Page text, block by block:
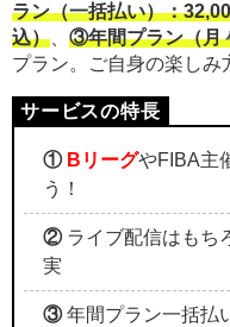
ラン（一括払い）：
込）、 ③年間プラン（月
プラン。ご自身の楽しみ
① BリーグやFIBA主
う！
②ライブ配信はもち
実
③年間プラン一括払